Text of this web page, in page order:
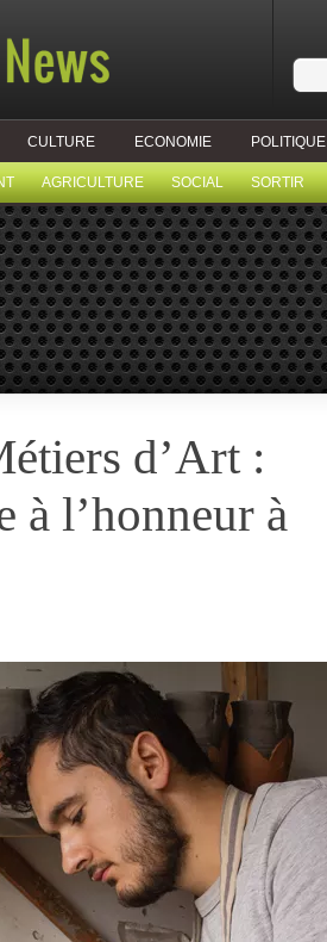
CULTURE ECONOMIE POLITIQUE
AGRICULTURE SOCIAL SORTIR
d’Art :
à l’honneur à